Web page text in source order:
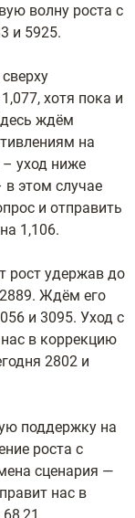
волну роста с
и 5925.
хотя пока и
ждём
на
– уход ниже
этом случае
и отправить
1,106.
рост удержав до
Ждём его
и 3095. Уход с
в коррекцию
2802 и
поддержку на
роста с
сценария —
нас в